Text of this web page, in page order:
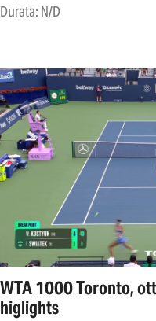
Durata: N/D
WTA 1000 Toronto,
higlights